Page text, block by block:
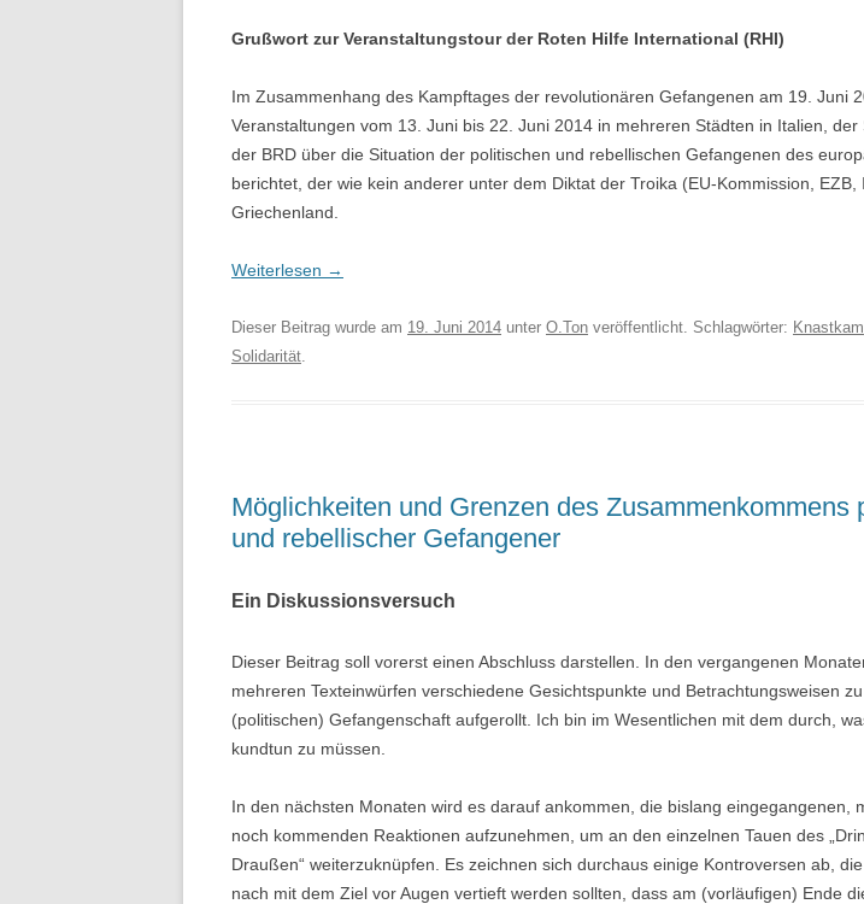
Grußwort zur Veranstaltungstour der Roten Hilfe International (RHI)
Im Zusammenhang des Kampftages der revolutionären Gefangenen am 19. Juni
Veranstaltungen vom 13. Juni bis 22. Juni 2014 in mehreren Städten in Italien, der
der BRD über die Situation der politischen und rebellischen Gefangenen des
berichtet, der wie kein anderer unter dem Diktat der Troika (EU-Kommission, EZB,
Griechenland.
Weiterlesen →
Dieser Beitrag wurde am 19. Juni 2014 unter O.Ton veröffentlicht. Schlagwörter:
Solidarität.
Möglichkeiten und Grenzen des Zusammenkommens
und rebellischer Gefangener
Ein Diskussionsversuch
Dieser Beitrag soll vorerst einen Abschluss darstellen. In den vergangenen
mehreren Texteinwürfen verschiedene Gesichtspunkte und Betrachtungsweisen
(politischen) Gefangenschaft aufgerollt. Ich bin im Wesentlichen mit dem durch,
kundtun zu müssen.
In den nächsten Monaten wird es darauf ankommen, die bislang eingegangenen,
noch kommenden Reaktionen aufzunehmen, um an den einzelnen Tauen des
Draußen“ weiterzuknüpfen. Es zeichnen sich durchaus einige Kontroversen ab,
nach mit dem Ziel vor Augen vertieft werden sollten, dass am (vorläufigen) Ende